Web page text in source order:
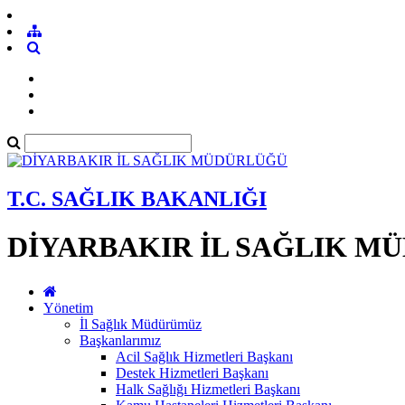
T.C. SAĞLIK BAKANLIĞI
DİYARBAKIR İL SAĞLIK
Yönetim
İl Sağlık Müdürümüz
Başkanlarımız
Acil Sağlık Hizmetleri Başkanı
Destek Hizmetleri Başkanı
Halk Sağlığı Hizmetleri Başkanı